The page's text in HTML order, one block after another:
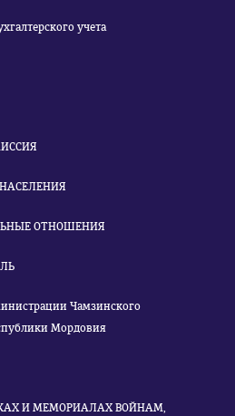
учета
ОТНОШЕНИЯ
Чамзинского
Мордовия
И МЕМОРИАЛАХ ВОЙНАМ,